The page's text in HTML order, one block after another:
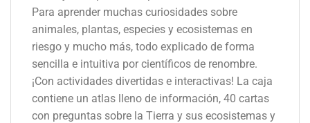
Para aprender muchas curiosidades sobre
animales, plantas, especies y ecosistemas en
riesgo y mucho más, todo explicado de forma
sencilla e intuitiva por científicos de renombre.
¡Con actividades divertidas e interactivas! La caja
contiene un atlas lleno de información, 40 cartas
con preguntas sobre la Tierra y sus ecosistemas y